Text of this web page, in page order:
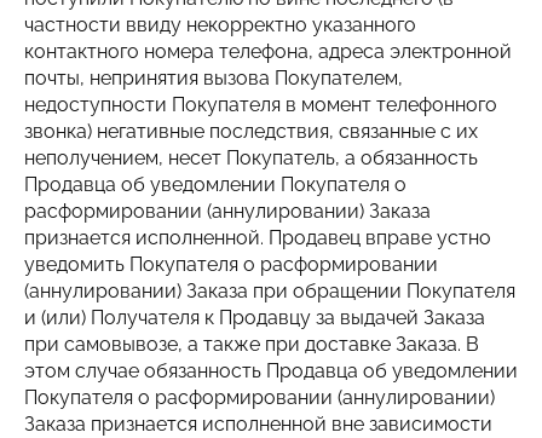
частности ввиду некорректно указанного
контактного номера телефона, адреса электронной
почты, непринятия вызова Покупателем,
недоступности Покупателя в момент телефонного
звонка) негативные последствия, связанные с их
неполучением, несет Покупатель, а обязанность
Продавца об уведомлении Покупателя о
расформировании (аннулировании) Заказа
признается исполненной. Продавец вправе устно
уведомить Покупателя о расформировании
(аннулировании) Заказа при обращении Покупателя
и (или) Получателя к Продавцу за выдачей Заказа
при самовывозе, а также при доставке Заказа. В
этом случае обязанность Продавца об уведомлении
Покупателя о расформировании (аннулировании)
Заказа признается исполненной вне зависимости